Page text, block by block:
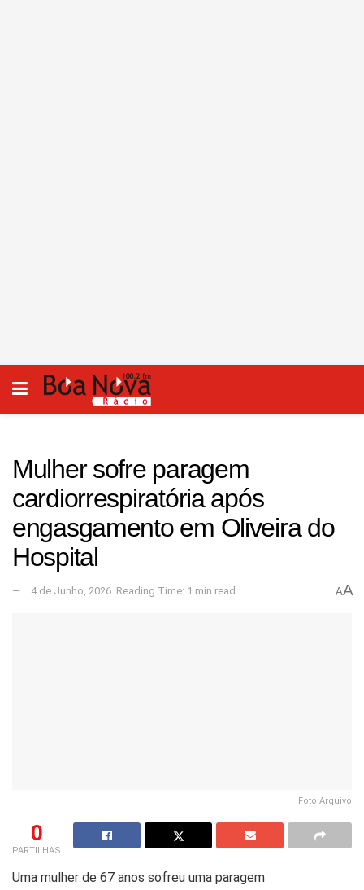
Mulher sofre paragem
cardiorrespiratória após
engasgamento em Oliveira do
Hospital
4 de Junho, 2026 Reading Time: 1 min read AA
Foto Arquivo
0
PARTILHAS
Uma mulher de 67 anos sofreu uma paragem